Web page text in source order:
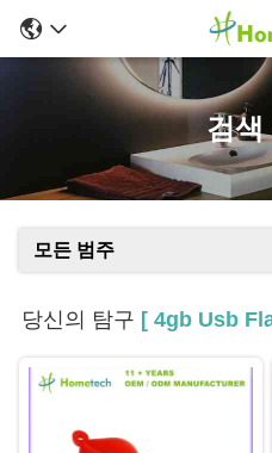
검색
모든 범주
당신의 탐구 [ 4gb Usb